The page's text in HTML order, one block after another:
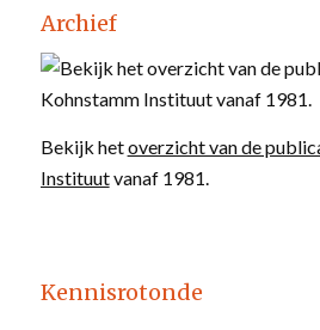
Archief
Bekijk hetoverzicht van de
Instituutvanaf 1981.
Kennisrotonde